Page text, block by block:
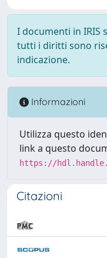
I documenti in IRIS
tutti i diritti sono
indicazione.
Informazioni
Utilizza questo
link a questo
https://
Citazioni